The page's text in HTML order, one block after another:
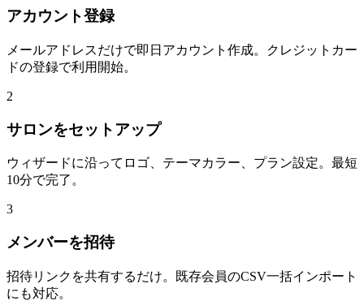
アカウント登録
メールアドレスだけで即日アカウント作成。クレジットカー
ドの登録で利用開始。
2
サロンをセットアップ
ウィザードに沿ってロゴ、テーマカラー、プラン設定。最短
10分で完了。
3
メンバーを招待
招待リンクを共有するだけ。既存会員のCSV一括インポート
にも対応。